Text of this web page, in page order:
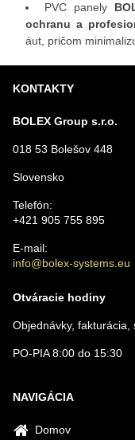
PVC panely
ochranu a
áut, pričom
KONTAKTY
BOLEX Group s.r.o.
018 53 Bolešov 448
Slovensko
Telefón:
+421 905 755 895
E-mail:
info@bolex-systems.eu
Otváracie hodiny
Objednávky, fakturácia,
PO-PIA 8:00 do 15:30
NAVIGÁCIA
Domov